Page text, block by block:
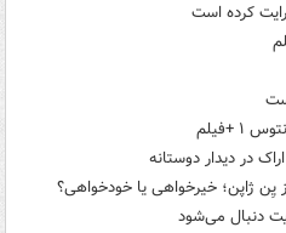
کرده است
در دیدار دوستانه
یِن ژاپن؛ خیرخواهی یا خودخواهی؟
دنبال می‌شود